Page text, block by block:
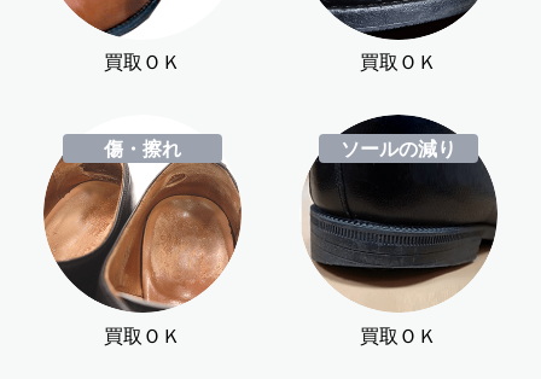
買取ＯＫ 買取ＯＫ
傷・擦れ
買取ＯＫ
ソールの減り
買取ＯＫ